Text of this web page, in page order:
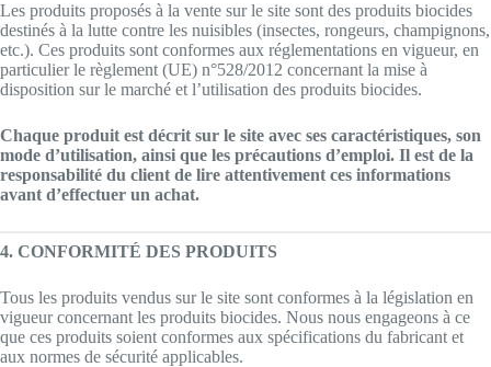
Les produits proposés à la vente sur le site sont des produits biocides
destinés à la lutte contre les nuisibles (insectes, rongeurs, champignons,
etc.). Ces produits sont conformes aux réglementations en vigueur, en
particulier le règlement (UE) n°528/2012 concernant la mise à
disposition sur le marché et l’utilisation des produits biocides.
Chaque produit est décrit sur le site avec ses caractéristiques, son
mode d’utilisation, ainsi que les précautions d’emploi. Il est de la
responsabilité du client de lire attentivement ces informations
avant d’effectuer un achat.
4. CONFORMITÉ DES PRODUITS
Tous les produits vendus sur le site sont conformes à la législation en
vigueur concernant les produits biocides. Nous nous engageons à ce
que ces produits soient conformes aux spécifications du fabricant et
aux normes de sécurité applicables.